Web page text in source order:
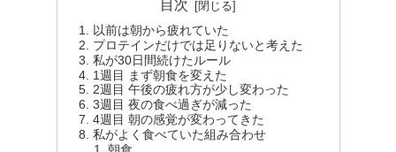
目次
以前は朝から疲れていた
プロテインだけでは足りないと考えた
私が30日間続けたルール
1週目 まず朝食を変えた
2週目 午後の疲れ方が少し変わった
3週目 夜の食べ過ぎが減った
4週目 朝の感覚が変わってきた
私がよく食べていた組み合わせ